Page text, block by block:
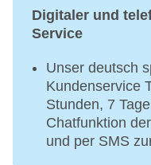
Digitaler und
Service
Unser deutsch
Kundenservice
Stunden, 7
Chatfunktion
und per SMS